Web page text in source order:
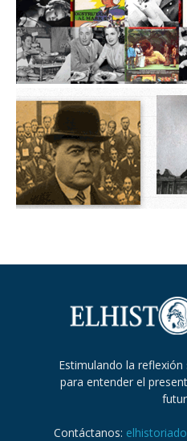
Estimulando la
para entender el
Contáctanos: